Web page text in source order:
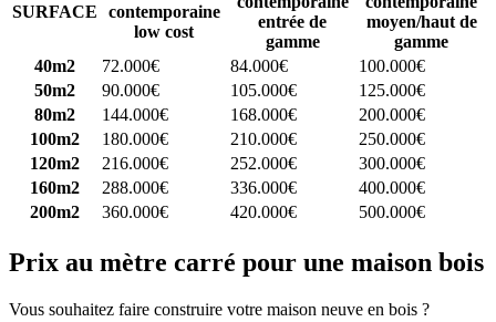
SURFACE
contemporaine
low cost
entrée de
gamme
moyen/haut de
gamme
40m2
72.000€ 84.000€
100.000€
50m2
90.000€ 105.000€
125.000€
80m2
144.000€ 168.000€
200.000€
100m2
180.000€ 210.000€
250.000€
120m2
216.000€ 252.000€
300.000€
160m2
288.000€ 336.000€
400.000€
200m2
360.000€ 420.000€ 500.000€
Prix au mètre carré pour une maison bois
Vous souhaitez faire construire votre maison neuve en bois ?